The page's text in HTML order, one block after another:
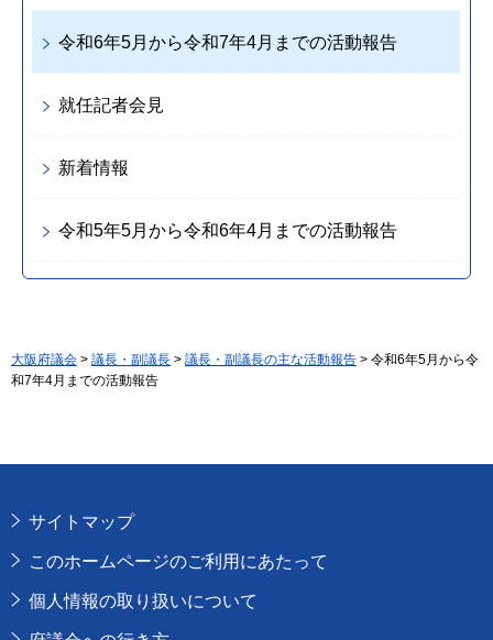
令和6年5月から令和7年4月までの活動報告
就任記者会見
新着情報
令和5年5月から令和6年4月までの活動報告
大阪府議会 > 議長・副議長 > 議長・副議長の主な活動報告 > 令和6年5月から令
和7年4月までの活動報告
サイトマップ
このホームページのご利用にあたって
個人情報の取り扱いについて